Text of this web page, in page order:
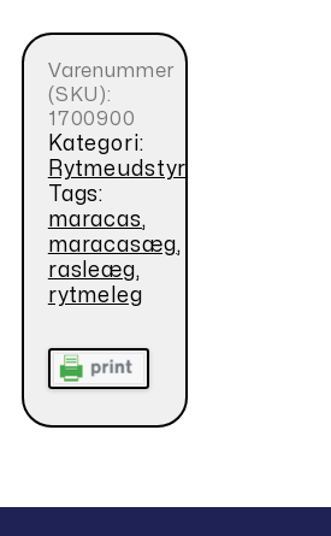
Varenummer
(SKU):
1700900
Kategori:
Rytmeudstyr
Tags:
maracas,
maracasæg,
rasleæg,
rytmeleg